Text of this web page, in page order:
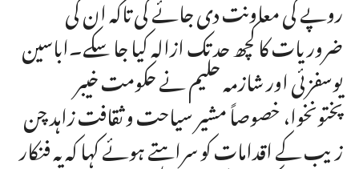
ضروریات کا کچھ حد تک ازالہ کیا جا سکے۔اباسین
یوسفزئی اور شازمہ حلیم نے حکومت خیبر
پختونخوا، خصوصاً مشیر سیاحت و ثقافت زاہد چن
زیب کے اقدامات کو سراہتے ہوئے کہا کہ یہ فنکار